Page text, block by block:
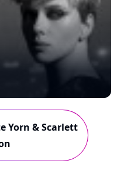
Yorn & Scarlett